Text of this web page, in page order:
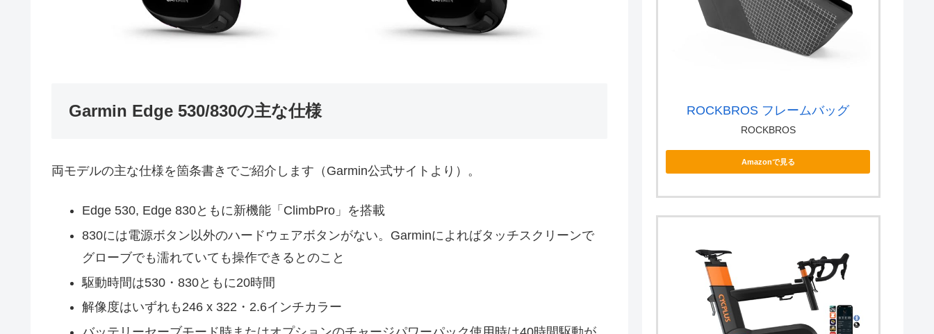
Garmin Edge 530/830の主な仕様
両モデルの主な仕様を箇条書きでご紹介します（Garmin公式サイトより）。
Edge 530, Edge 830ともに新機能「ClimbPro」を搭載
830には電源ボタン以外のハードウェアボタンがない。Garminによればタッチスクリーンで
グローブでも濡れていても操作できるとのこと
駆動時間は530・830ともに20時間
解像度はいずれも246 x 322・2.6インチカラー
ROCKBROS フレームバッグ
ROCKBROS
Amazonで見る